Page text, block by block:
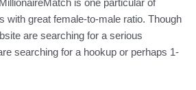
is one particular of
with great female-to-male ratio. Though
are searching for a serious
searching for a hookup or perhaps 1-